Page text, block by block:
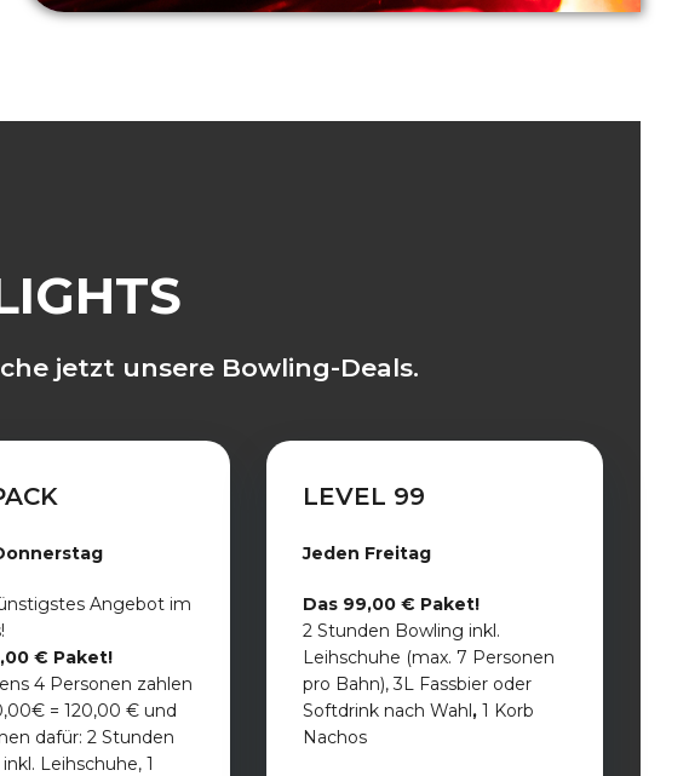
jetzt unsere Bowling-Deals.
Angebot im
€ Paket!
4 Personen zahlen
= 120,00 € und
dafür: 2 Stunden
Leihschuhe, 1
LEVEL 99
Jeden Freitag
Das 99,00 € Paket!
2 Stunden Bowling inkl.
Leihschuhe (max. 7 Personen
pro Bahn), 3L Fassbier oder
Softdrink nach Wahl, 1 Korb
Nachos